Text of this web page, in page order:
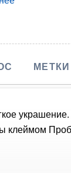
МЕТКИ
клеймом